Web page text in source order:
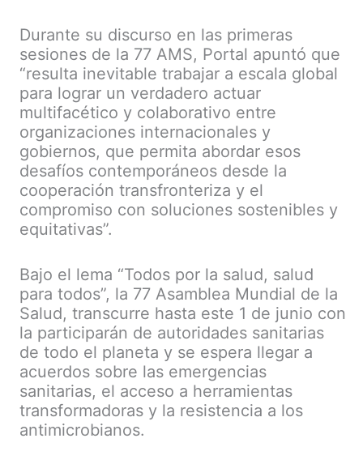
Durante su discurso en las primeras
sesiones de la 77 AMS, Portal apuntó que
“resulta inevitable trabajar a escala global
para lograr un verdadero actuar
multifacético y colaborativo entre
organizaciones internacionales y
gobiernos, que permita abordar esos
desafíos contemporáneos desde la
cooperación transfronteriza y el
compromiso con soluciones sostenibles y
equitativas”.
Bajo el lema “Todos por la salud, salud
para todos”, la 77 Asamblea Mundial de la
Salud, transcurre hasta este 1 de junio con
la participarán de autoridades sanitarias
de todo el planeta y se espera llegar a
acuerdos sobre las emergencias
sanitarias, el acceso a herramientas
transformadoras y la resistencia a los
antimicrobianos.